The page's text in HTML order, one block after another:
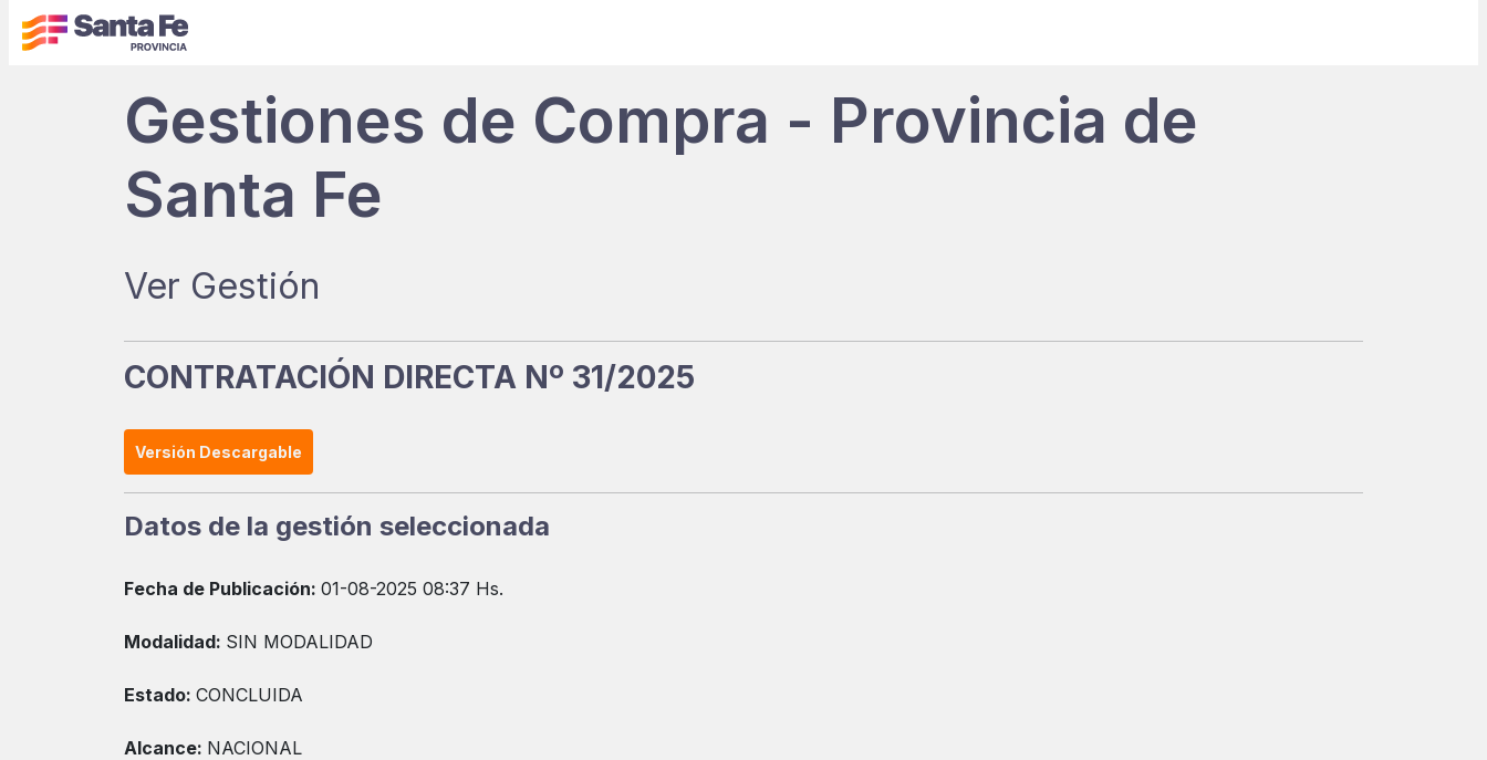
Gestiones de Compra - Provincia de
Santa Fe
Ver Gestión
CONTRATACIÓN DIRECTA Nº 31/2025
Versión Descargable
Datos de la gestión seleccionada
Fecha de Publicación: 01-08-2025 08:37 Hs.
Modalidad: SIN MODALIDAD
Estado: CONCLUIDA
Alcance: NACIONAL